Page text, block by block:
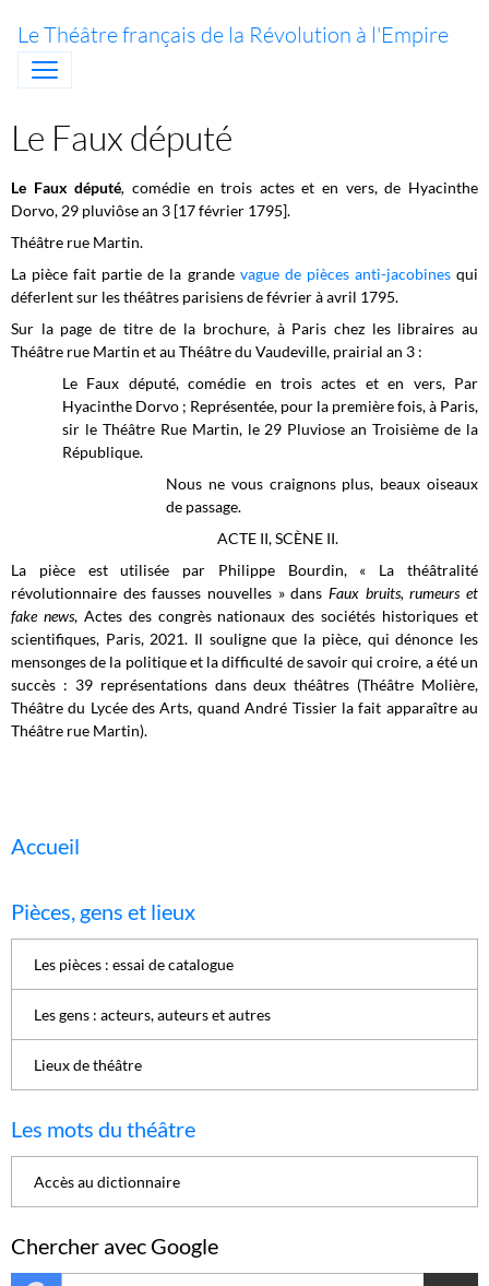
Le Théâtre français de la Révolution à l'Empire
Le Faux député
Le Faux député, comédie en trois actes et en vers, de Hyacinthe
Dorvo, 29 pluviôse an 3 [17 février 1795].
Théâtre rue Martin.
La pièce fait partie de la grande vague de pièces anti-jacobinesqui
déferlent sur les théâtres parisiens de février à avril 1795.
Sur la page de titre de la brochure, à Paris chez les libraires au
Théâtre rue Martin et au Théâtre du Vaudeville, prairial an 3 :
Le Faux député, comédie en trois actes et en vers, Par
Hyacinthe Dorvo ; Représentée, pour la première fois, à Paris,
sir le Théâtre Rue Martin, le 29 Pluviose an Troisième de la
République.
Nous ne vous craignons plus, beaux oiseaux
de passage.
ACTE II, SCÈNE II.
La pièce est utilisée par Philippe Bourdin, « La théâtralité
révolutionnaire des fausses nouvelles » dans Faux bruits, rumeurs et
fake news, Actes des congrès nationaux des sociétés historiques et
scientifiques, Paris, 2021. Il souligne que la pièce, qui dénonce les
mensonges de la politique et la difficulté de savoir qui croire, a été un
succès : 39 représentations dans deux théâtres (Théâtre Molière,
Théâtre du Lycée des Arts, quand André Tissier la fait apparaître au
Théâtre rue Martin).
Accueil
Pièces, gens et lieux
Les pièces : essai de catalogue
Les gens : acteurs, auteurs et autres
Lieux de théâtre
Les mots du théâtre
Accès au dictionnaire
Chercher avec Google